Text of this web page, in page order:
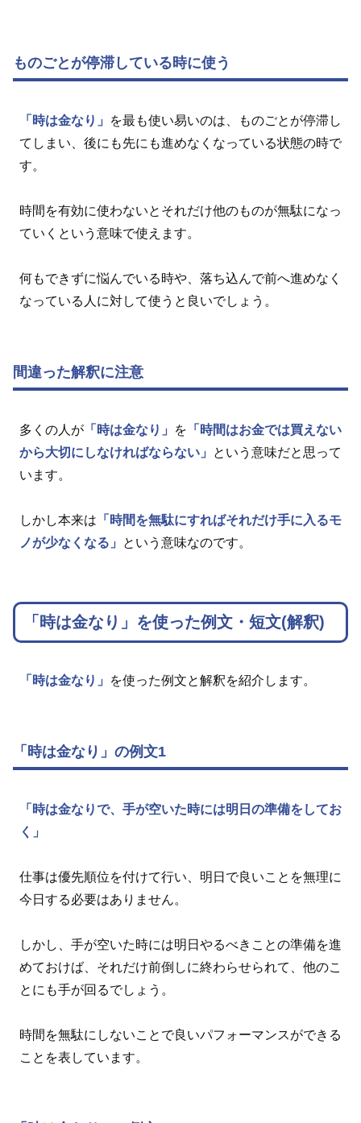
ものごとが停滞している時に使う
「時は金なり」
を最も使い易いのは、ものごとが停滞し
てしまい、後にも先にも進めなくなっている状態の時で
す。
時間を有効に使わないとそれだけ他のものが無駄になっ
ていくという意味で使えます。
何もできずに悩んでいる時や、落ち込んで前へ進めなく
なっている人に対して使うと良いでしょう。
間違った解釈に注意
多くの人が 「時は金なり」 を 「時間はお金では買えない
から大切にしなければならない」
という意味だと思って
います。
しかし本来は 「時間を無駄にすればそれだけ手に入るモ
ノが少なくなる」
という意味なのです。
「時は金なり」を使った例文・短文(解釈)
「時は金なり」 を使った例文と解釈を紹介します。
「時は金なり」の例文1
「時は金なりで、手が空いた時には明日の準備をしてお
く」
仕事は優先順位を付けて行い、明日で良いことを無理に
今日する必要はありません。
しかし、手が空いた時には明日やるべきことの準備を進
めておけば、それだけ前倒しに終わらせられて、他のこ
とにも手が回るでしょう。
時間を無駄にしないことで良いパフォーマンスができる
ことを表しています。